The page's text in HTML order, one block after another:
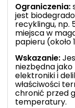
Ograniczenia:
jest
recyklingu, np.
miejsca w
papieru (około
Wskazanie:
niezbędna
elektroniki i
właściwości
chronić przed
temperatury.